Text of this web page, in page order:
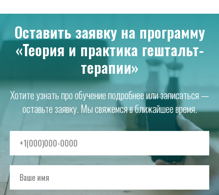
Оставить заявку на программу
«Теория и практика гештальт-
терапии»
Хотите узнать про обучение подробнее или записаться —
оставьте заявку. Мы свяжемся в ближайшее время.